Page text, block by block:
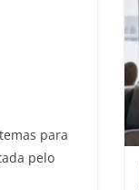
para
pelo